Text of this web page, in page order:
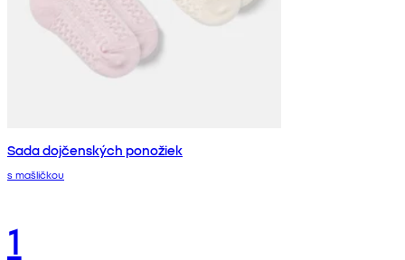
Sada dojčenských ponožiek
s mašličkou
1